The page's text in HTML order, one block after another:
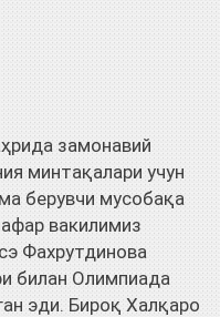
замонавий
минтақалари учун
берувчи мусобақа
вакилимиз
Фахрутдинова
билан Олимпиада
эди. Бироқ Халқаро